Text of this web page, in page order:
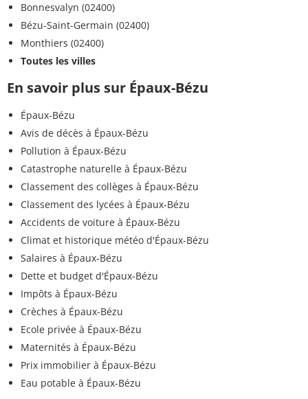
Bonnesvalyn (02400)
Bézu-Saint-Germain (02400)
Monthiers (02400)
Toutes les villes
En savoir plus sur Épaux-Bézu
Épaux-Bézu
Avis de décès à Épaux-Bézu
Pollution à Épaux-Bézu
Catastrophe naturelle à Épaux-Bézu
Classement des collèges à Épaux-Bézu
Classement des lycées à Épaux-Bézu
Accidents de voiture à Épaux-Bézu
Climat et historique météo d'Épaux-Bézu
Salaires à Épaux-Bézu
Dette et budget d'Épaux-Bézu
Impôts à Épaux-Bézu
Crèches à Épaux-Bézu
Ecole privée à Épaux-Bézu
Maternités à Épaux-Bézu
Prix immobilier à Épaux-Bézu
Eau potable à Épaux-Bézu